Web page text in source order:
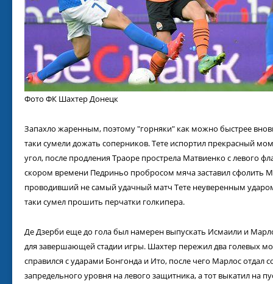
Фото ФК Шахтер Донецк
Запахло жаренным, поэтому "горняки" как можно быстрее
таки сумели дожать соперников. Тете испортил прекрасный
угол, после продления Траоре прострела Матвиенко с левого
скором времени Педриньо пробросом мяча заставил сфолить
проводивший не самый удачный матч Тете неуверенным
таки сумел прошить перчатки голкипера.
Де Дзерби еще до гола был намерен выпускать Исмаили и
для завершающей стадии игры. Шахтер пережил два голевых
справился с ударами Бонгонда и Ито, после чего Марлос отдал
запредельного уровня на левого защитника, а тот выкатил на